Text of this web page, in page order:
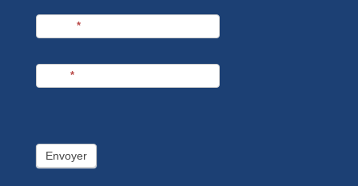
*
*
Envoyer